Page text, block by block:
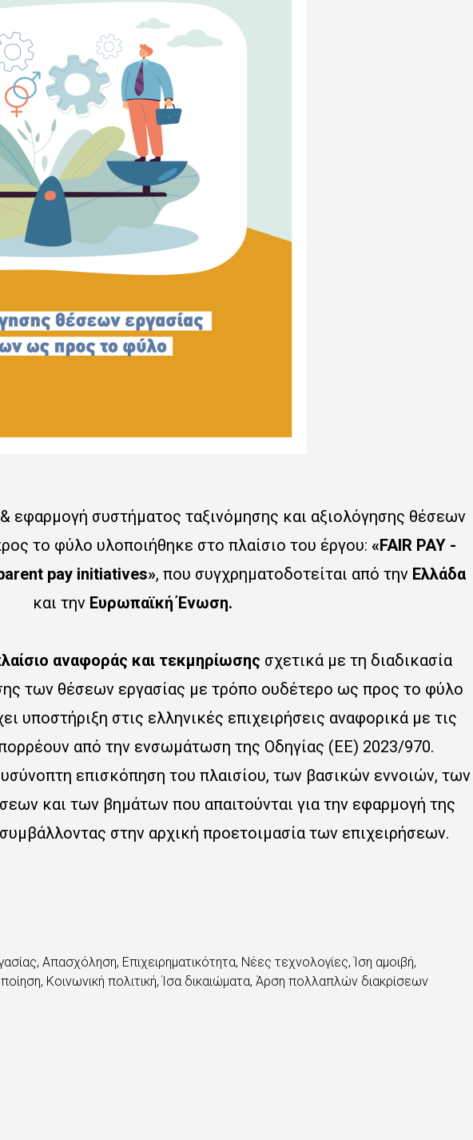
εφαρμογή συστήματος ταξινόμησης και αξιολόγησης θέσεων
το φύλο υλοποιήθηκε στο πλαίσιο του έργου:«FAIR PAY -
pay initiatives», που συγχρηματοδοτείται από την Ελλάδα
και την Ευρωπαϊκή Ένωση.
αναφοράς και τεκμηρίωσης σχετικά με τη διαδικασία
των θέσεων εργασίας με τρόπο ουδέτερο ως προς το φύλο
υποστήριξη στις ελληνικές επιχειρήσεις αναφορικά με τις
από την ενσωμάτωση της Οδηγίας (ΕΕ) 2023/970.
επισκόπηση του πλαισίου, των βασικών εννοιών, των
και των βημάτων που απαιτούνται για την εφαρμογή της
στην αρχική προετοιμασία των επιχειρήσεων.
Απασχόληση, Επιχειρηματικότητα, Νέες τεχνολογίες, Ίση αμοιβή,
, Κοινωνική πολιτική, Ίσα δικαιώματα, Άρση πολλαπλών διακρίσεων